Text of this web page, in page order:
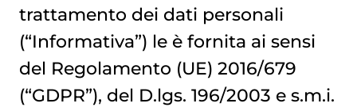
trattamento dei dati personali
(“Informativa”) le è fornita ai sensi
del Regolamento (UE) 2016/679
(“GDPR”), del D.lgs. 196/2003 e s.m.i.